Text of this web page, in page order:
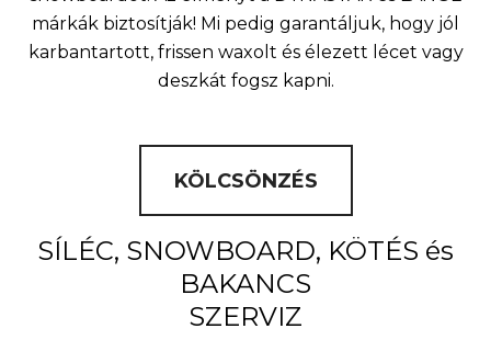
márkák biztosítják! Mi pedig garantáljuk, hogy jól
karbantartott, frissen waxolt és élezett lécet vagy
deszkát fogsz kapni.
KÖLCSÖNZÉS
SÍLÉC, SNOWBOARD, KÖTÉS és
BAKANCS
SZERVIZ